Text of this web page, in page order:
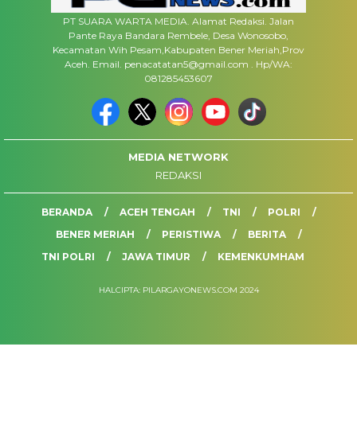
PT SUARA WARTA MEDIA. Alamat Redaksi. Jalan
Pante Raya Bandara Rembele, Desa Wonosobo,
Kecamatan Wih Pesam,Kabupaten Bener Meriah,Prov
Aceh. Email. penacatatan5@gmail.com . Hp/WA:
081285453607
MEDIA NETWORK
REDAKSI
BERANDA ACEH TENGAH TNI
POLRI
BENER MERIAH
PERISTIWA
BERITA
TNI POLRI
JAWA TIMUR KEMENKUMHAM
HALCIPTA: PILARGAYONEWS.COM 2024